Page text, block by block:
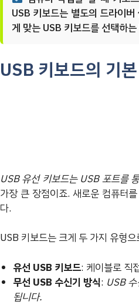
USB 키보드는 별도의 드라이
게 맞는 USB 키보드를 선택하
USB 키보드의 기
USB 유선 키보드는 USB 포트를
가장 큰 장점이죠. 새로운 컴퓨터
다.
USB 키보드는 크게 두 가지 유형
유선 USB 키보드: 케이블로 직
무선 USB 수신기 방식: USB
됩니다.